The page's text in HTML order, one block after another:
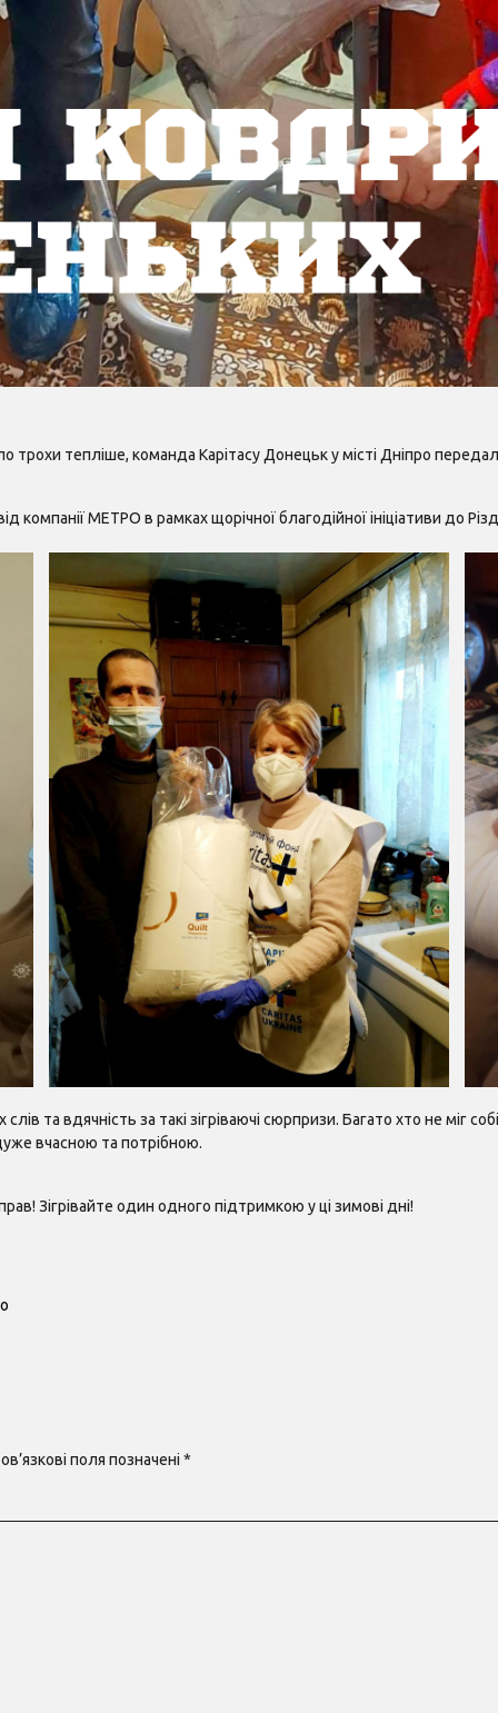
трохи тепліше, команда Карітасу Донецьк у місті Дніпро
компанії МЕТРО в рамках щорічної благодійної ініціативи до
та вдячність за такі зігріваючі сюрпризи. Багато хто не міг
вчасною та потрібною.
Зігрівайте один одного підтримкою у ці зимові дні!
поля позначені *